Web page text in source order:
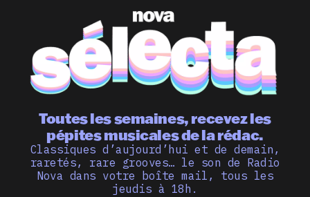
Toutes les semaines, recevez les
pépites musicales de la rédac.
Classiques d’aujourd’hui et de demain,
raretés, rare grooves… le son de Radio
Nova dans votre boîte mail, tous les
jeudis à 18h.